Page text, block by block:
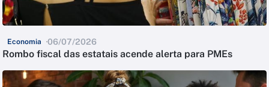
Economia 06/07/2026
Rombo fiscal das estatais acende alerta para PMEs